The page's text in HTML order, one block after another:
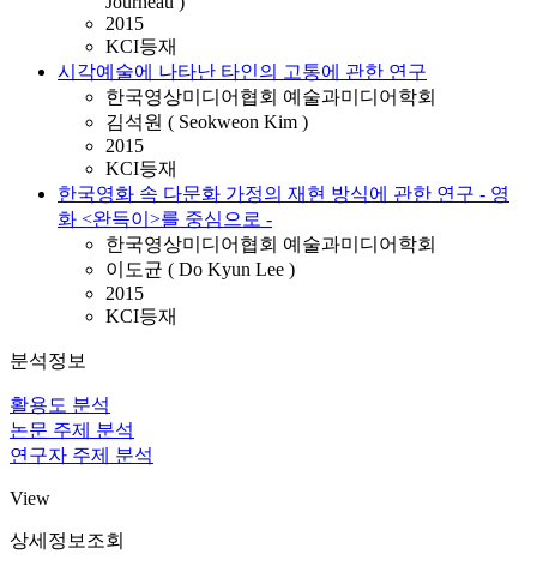
2015
KCI등재
시각예술에 나타난 타인의 고통에 관한 연구
한국영상미디어협회 예술과미디어학회
김석원 ( Seokweon Kim )
2015
KCI등재
한국영화 속 다문화 가정의 재현 방식에 관한 연구 - 영
화 <완득이>를 중심으로 -
한국영상미디어협회 예술과미디어학회
이도균 ( Do Kyun Lee )
2015
KCI등재
분석정보
활용도 분석
논문 주제 분석
연구자 주제 분석
View
상세정보조회